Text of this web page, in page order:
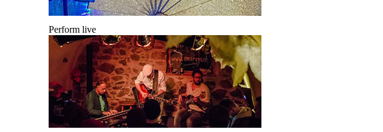
Perform live